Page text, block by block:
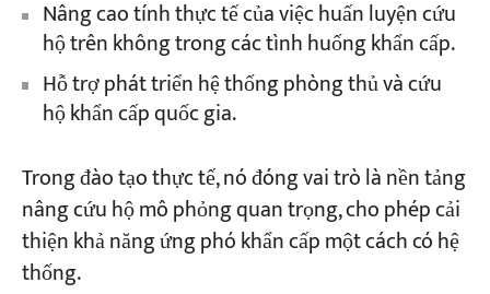
Nâng cao tính thực tế của việc huấn luyện cứu
hộ trên không trong các tình huống khẩn cấp.
Hỗ trợ phát triển hệ thống phòng thủ và cứu
hộ khẩn cấp quốc gia.
Trong đào tạo thực tế, nó đóng vai trò là nền tảng
nâng cứu hộ mô phỏng quan trọng, cho phép cải
thiện khả năng ứng phó khẩn cấp một cách có hệ
thống.